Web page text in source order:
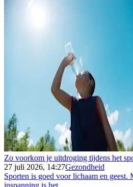
Zo voorkom je uitdroging tijdens het
27 juli 2026, 14:27Gezondheid
Sporten is goed voor lichaam en geest.
inspanning is het...